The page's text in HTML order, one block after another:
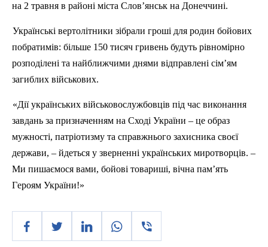
на 2 травня в районі міста Слов’янськ на Донеччині.
Українські вертолітники зібрали гроші для родин бойових
побратимів: більше 150 тисяч гривень будуть рівномірно
розподілені та найближчими днями відправлені сім’ям
загиблих військових.
«Дії українських військовослужбовців під час виконання
завдань за призначенням на Сході України – це образ
мужності, патріотизму та справжнього захисника своєї
держави, – йдеться у зверненні українських миротворців. –
Ми пишаємося вами, бойові товариші, вічна пам’ять
Героям України!»